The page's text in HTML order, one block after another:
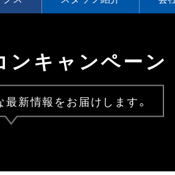
ンキャンペーン
新情報をお届けします。